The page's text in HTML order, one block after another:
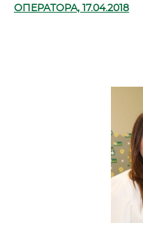
ОПЕРАТОРА, 17.04.2018